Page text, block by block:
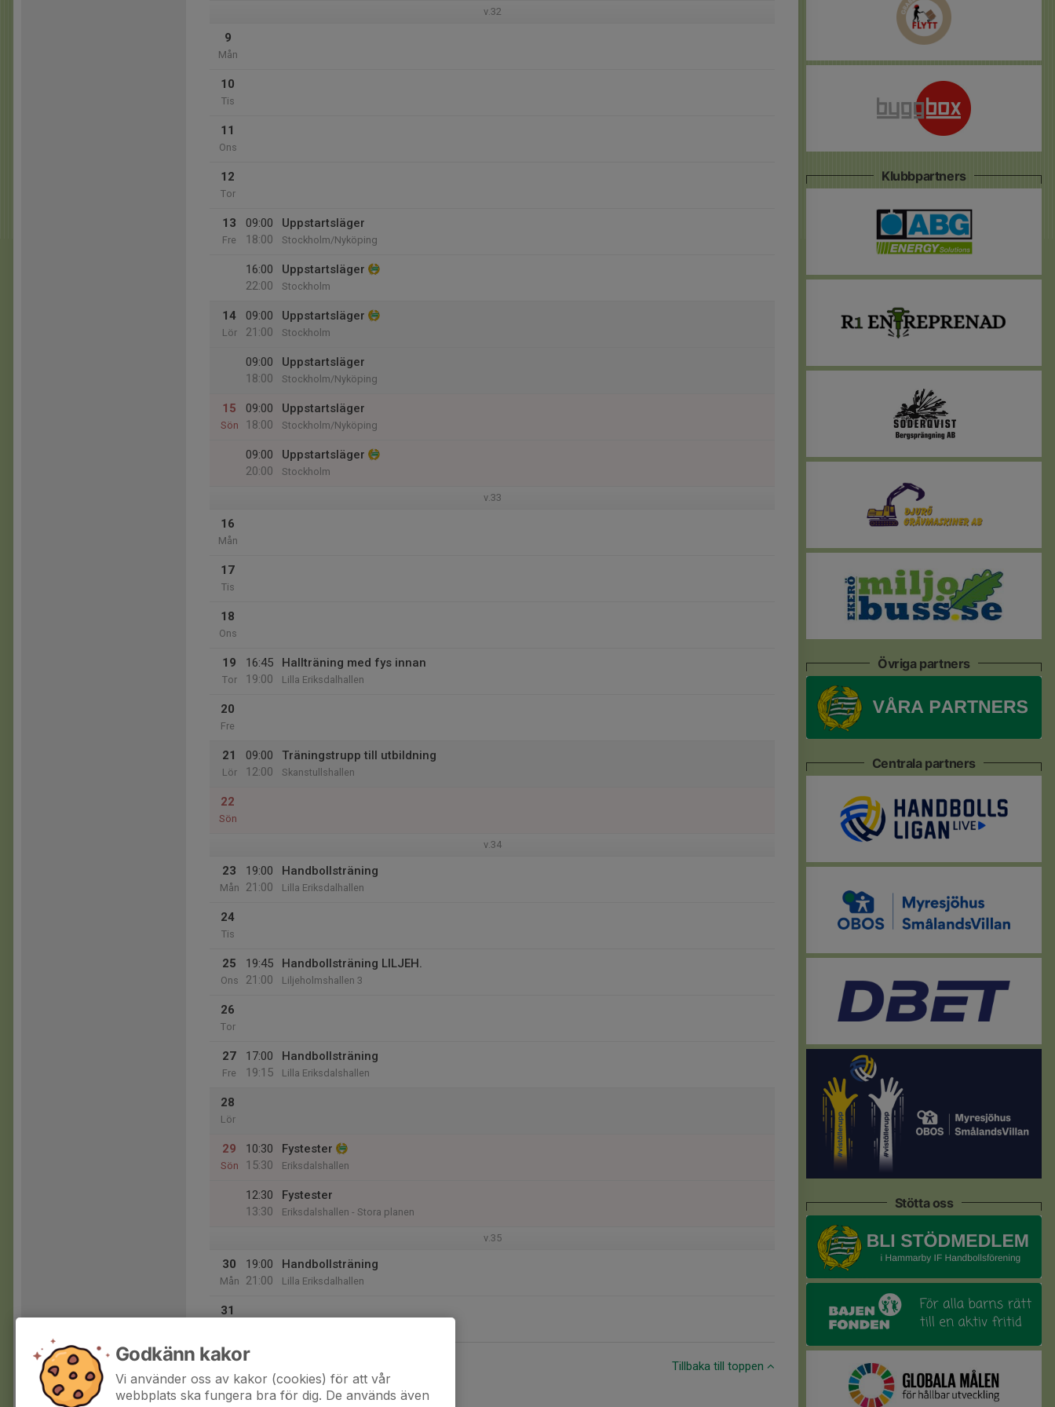
v.32
9
Mån
10
Tis
11
Ons
12
Tor
13
Fre
09:00
18:00
Uppstartsläger
Stockholm/Nyköping
16:00
22:00
Uppstartsläger
Stockholm
14
Lör
09:00
21:00
Uppstartsläger
Stockholm
09:00
18:00
Uppstartsläger
Stockholm/Nyköping
15
Sön
09:00
18:00
Uppstartsläger
Stockholm/Nyköping
09:00
20:00
Uppstartsläger
Stockholm
v.33
16
Mån
17
Tis
18
Ons
19
Tor
16:45
19:00
Hallträning med fys innan
Lilla Eriksdalhallen
20
Fre
21
Lör
09:00
12:00
Träningstrupp till utbildning
Skanstullshallen
22
Sön
v.34
23
Mån
19:00
21:00
Handbollsträning
Lilla Eriksdalhallen
24
Tis
25
Ons
19:45
21:00
Handbollsträning LILJEH.
Liljeholmshallen 3
26
Tor
27
Fre
17:00
19:15
Handbollsträning
Lilla Eriksdalshallen
28
Lör
29
Sön
10:30
15:30
Fystester
Eriksdalshallen
12:30
13:30
Fystester
Eriksdalshallen - Stora planen
v.35
30
Mån
19:00
21:00
Handbollsträning
Lilla Eriksdalhallen
31
Tillbaka till toppen
Klubbpartners
Övriga partners
Centrala partners
Stötta oss
Godkänn kakor
Vi använder oss av kakor (cookies) för att vår
webbplats ska fungera bra för dig. De används även